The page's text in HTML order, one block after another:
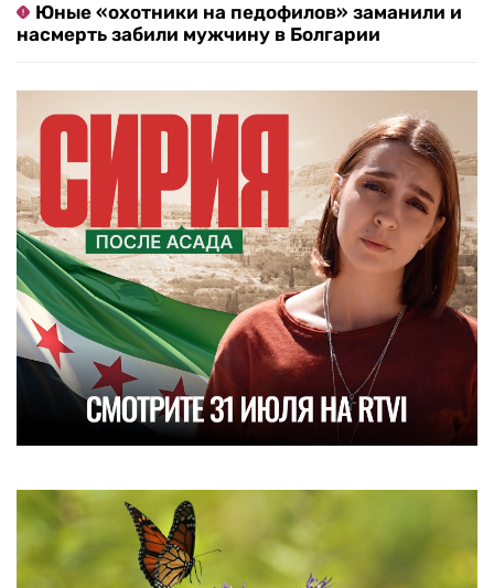
Юные «охотники на педофилов» заманили и
насмерть забили мужчину в Болгарии